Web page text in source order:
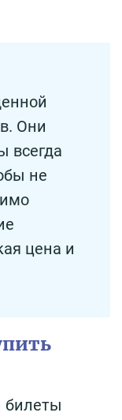
Они
всегда
не
цена и